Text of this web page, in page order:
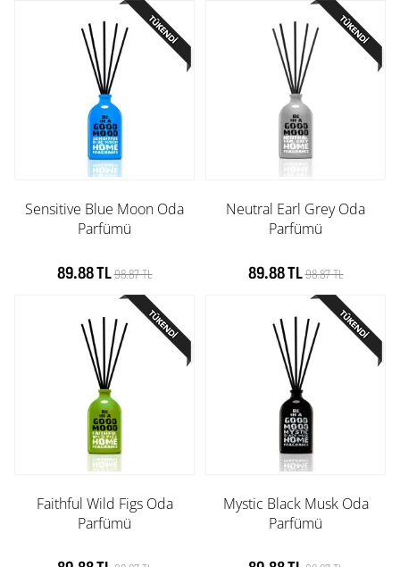
Sensitive Blue Moon Oda
Parfümü
89.88 TL98.87 TL
Neutral Earl Grey Oda
Parfümü
89.88 TL98.87 TL
Faithful Wild Figs Oda
Parfümü
Mystic Black Musk Oda
Parfümü